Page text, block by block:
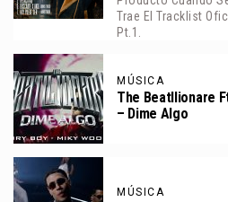
Trae El Tracklist
Pt.1.
MÚSICA
The Beatllionare
– Dime Algo
MÚSICA